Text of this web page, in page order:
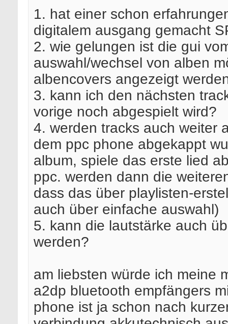
1. hat einer schon
digitalem ausgang gemacht
2. wie gelungen ist die gui
auswahl/wechsel von alben
albencovers angezeigt
3. kann ich den nächsten
vorige noch abgespielt wird?
4. werden tracks auch weiter
dem ppc phone abgekappt
album, spiele das erste lied
ppc. werden dann die
dass das über playlisten-
auch über einfache auswahl)
5. kann die lautstärke auch
werden?
am liebsten würde ich meine
a2dp bluetooth empfängers
phone ist ja schon nach